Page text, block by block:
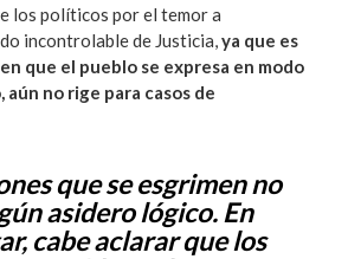
los políticos por el temor a
incontrolable de Justicia, ya que es
que el pueblo se expresa en modo
no rige para casos de
que se esgrimen no
asidero lógico. En
cabe aclarar que los